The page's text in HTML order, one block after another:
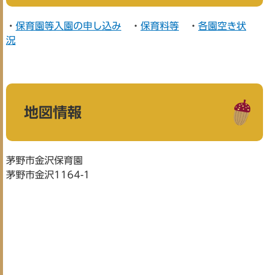
・ 保育園等入園の申し込み ・ 保育料等 ・ 各園空き状
況
地図情報
茅野市金沢保育園
茅野市金沢1164-1